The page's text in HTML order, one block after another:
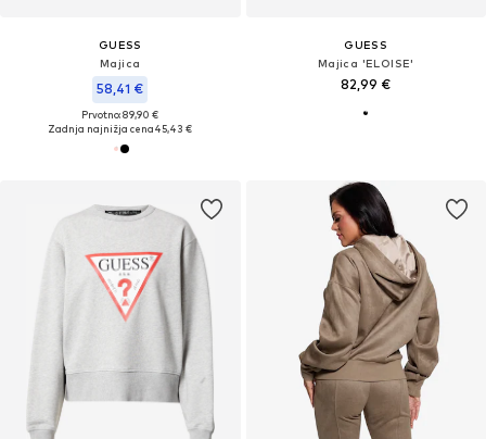
GUESS
Majica
58,41 €
Prvotno: 89,90 €
Zadnja najnižja cena45,43 €
GUESS
Majica 'ELOISE'
82,99 €